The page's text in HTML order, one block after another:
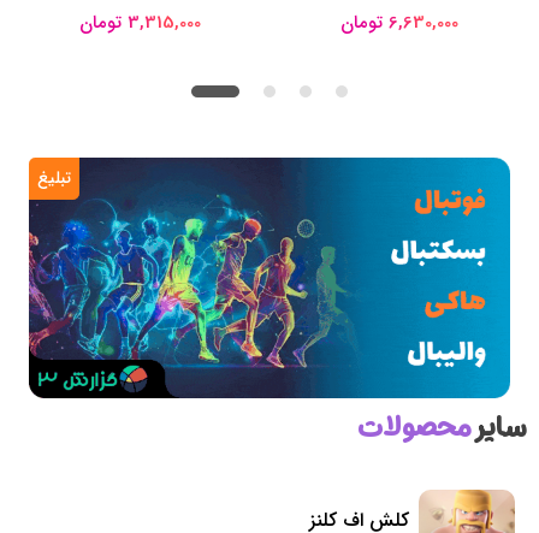
3,315,000 تومان
6,630,000 تومان
تبلیغ
سایرمحصولات
کلش اف کلنز